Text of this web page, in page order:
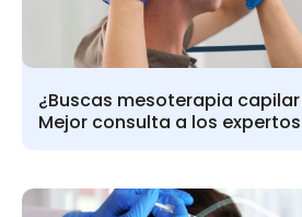
¿Buscas mesoterapia
Mejor consulta a los expertos